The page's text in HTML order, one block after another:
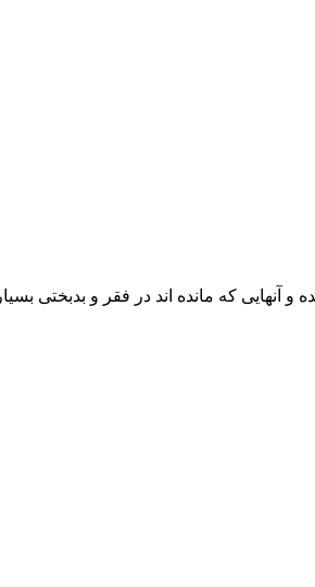
که مانده اند در فقر و بدبختی